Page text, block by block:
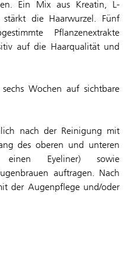
Ein Mix aus Kreatin, L-
die Haarwurzel. Fünf
Pflanzenextrakte
auf die Haarqualität und
Wochen auf sichtbare
nach der Reinigung mit
des oberen und unteren
einen Eyeliner) sowie
auftragen. Nach
der Augenpflege und/oder